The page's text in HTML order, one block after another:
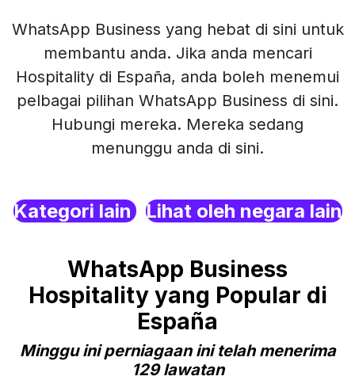
WhatsApp Business yang hebat di sini untuk
membantu anda. Jika anda mencari
Hospitality di España, anda boleh menemui
pelbagai pilihan WhatsApp Business di sini.
Hubungi mereka. Mereka sedang
menunggu anda di sini.
Kategori lain Lihat oleh negara lain
WhatsApp Business
Hospitality yang Popular di
España
Minggu ini perniagaan ini telah menerima
129 lawatan